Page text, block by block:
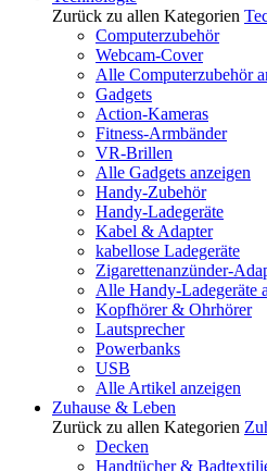
Zurück zu allen Kategorien
Computerzubehör
Webcam-Cover
Alle Computerzubehör
Gadgets
Action-Kameras
Fitness-Armbänder
VR-Brillen
Alle Gadgets anzeigen
Handy-Zubehör
Handy-Ladegeräte
Kabel & Adapter
kabellose Ladegeräte
Zigarettenanzünder-
Alle Handy-Ladegeräte
Kopfhörer & Ohrhörer
Lautsprecher
Powerbanks
USB
Alle Artikel anzeigen
Zuhause & Leben
Zurück zu allen Kategorien
Decken
Handtücher &